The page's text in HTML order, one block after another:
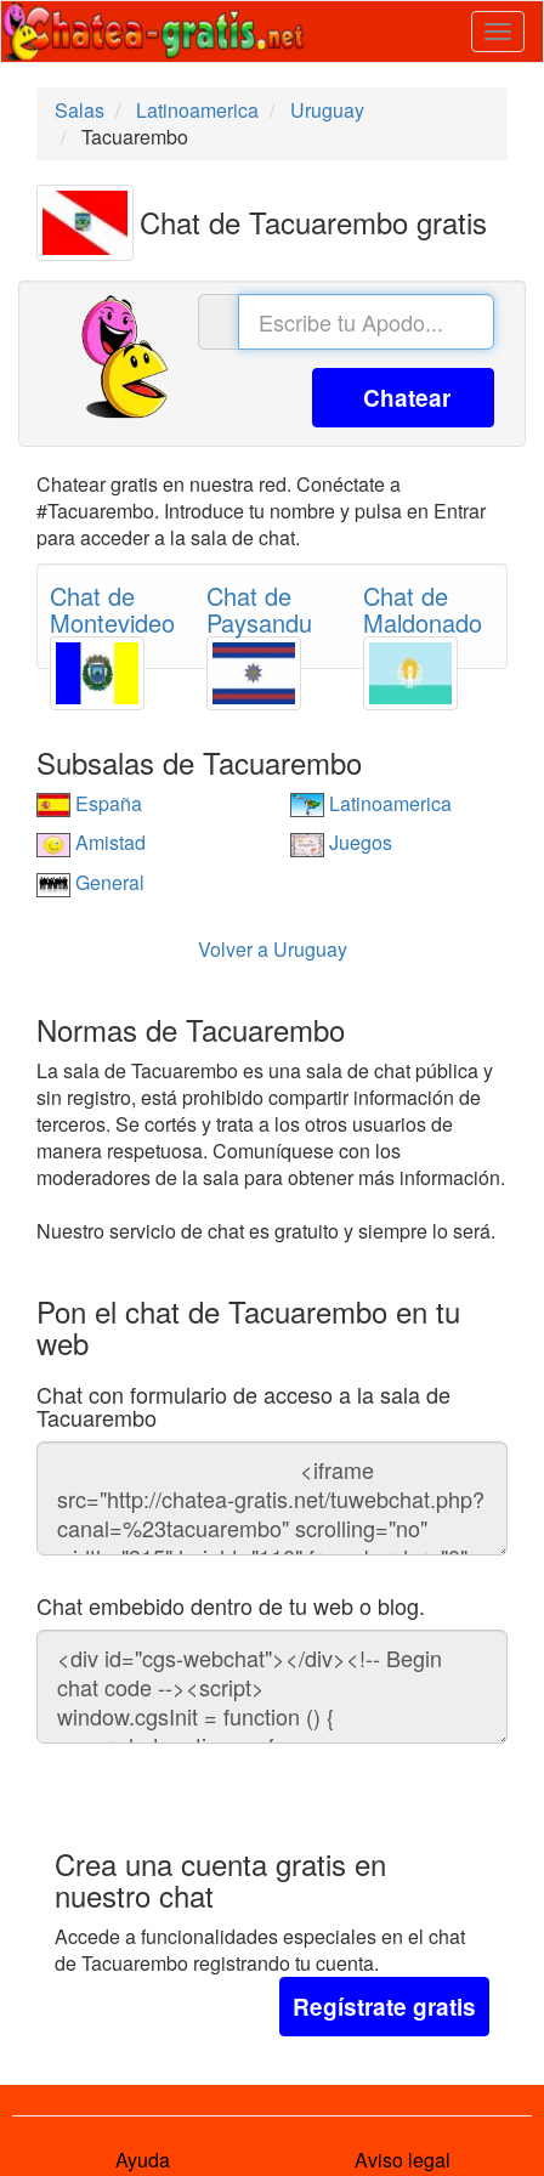
Salas
Latinoamerica
Uruguay
Tacuarembo
Chat de Tacuarembo gratis
Chatear
Chatear gratis en nuestra red. Conéctate a
#Tacuarembo. Introduce tu nombre y pulsa en Entrar
para acceder a la sala de chat.
Chat de
Montevideo
Chat de
Paysandu
Chat de
Maldonado
Subsalas de Tacuarembo
España
Latinoamerica
Amistad
Juegos
General
Volver a Uruguay
Normas de Tacuarembo
La sala de Tacuarembo es una sala de chat pública y
sin registro, está prohibido compartir información de
terceros. Se cortés y trata a los otros usuarios de
manera respetuosa. Comuníquese con los
moderadores de la sala para obtener más información.
Nuestro servicio de chat es gratuito y siempre lo será.
Pon el chat de Tacuarembo en tu
web
Chat con formulario de acceso a la sala de
Tacuarembo
Código
chat
Chat embebido dentro de tu web o blog.
Código
para
embeber
chat
Crea una cuenta gratis en
nuestro chat
Accede a funcionalidades especiales en el chat
de Tacuarembo registrando tu cuenta.
Regístrate gratis
Ayuda Aviso legal